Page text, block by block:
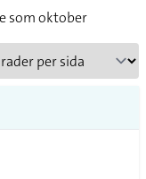
som oktober